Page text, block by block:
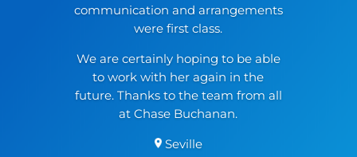
communication and arrangements
were first class.
We are certainly hoping to be able
to work with her again in the
future. Thanks to the team from all
at Chase Buchanan.
Seville